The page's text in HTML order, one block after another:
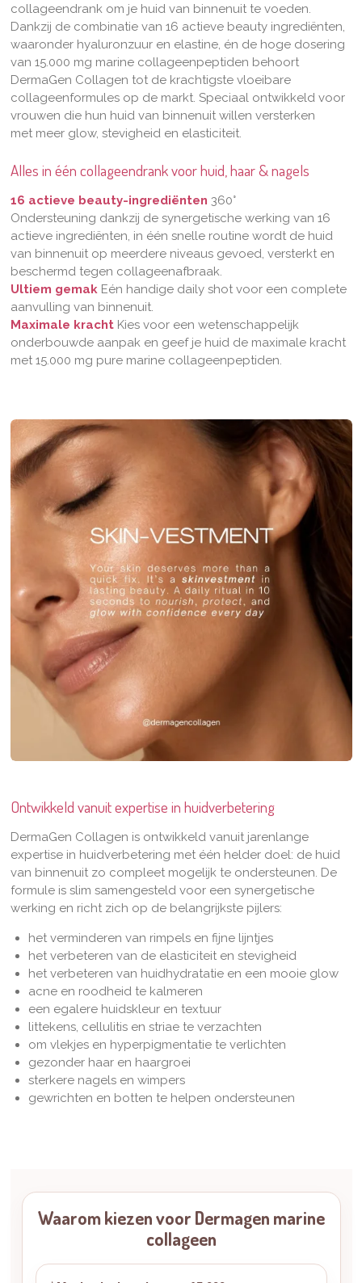
collageendrank om je huid van binnenuit te voeden.
Dankzij de combinatie van 16 actieve beauty ingrediënten,
waaronder hyaluronzuur en elastine, én de hoge dosering
van 15.000 mg marine collageenpeptiden behoort
DermaGen Collagen tot de krachtigste vloeibare
collageenformules op de markt. Speciaal ontwikkeld voor
vrouwen die hun huid van binnenuit willen versterken
met meer glow, stevigheid en elasticiteit.
Alles in één collageendrank voor huid, haar & nagels
16 actieve beauty-ingrediënten 360°
Ondersteuning dankzij de synergetische werking van 16
actieve ingrediënten, in één snelle routine wordt de huid
van binnenuit op meerdere niveaus gevoed, versterkt en
beschermd tegen collageenafbraak.
Ultiem gemak Eén handige daily shot voor een complete
aanvulling van binnenuit.
Maximale kracht Kies voor een wetenschappelijk
onderbouwde aanpak en geef je huid de maximale kracht
met 15.000 mg pure marine collageenpeptiden.
Ontwikkeld vanuit expertise in huidverbetering
DermaGen Collagen is ontwikkeld vanuit jarenlange
expertise in huidverbetering met één helder doel: de huid
van binnenuit zo compleet mogelijk te ondersteunen. De
formule is slim samengesteld voor een synergetische
werking en richt zich op de belangrijkste pijlers:
het verminderen van rimpels en fijne lijntjes
het verbeteren van de elasticiteit en stevigheid
het verbeteren van huidhydratatie en een mooie glow
acne en roodheid te kalmeren
een egalere huidskleur en textuur
littekens, cellulitis en striae te verzachten
om vlekjes en hyperpigmentatie te verlichten
gezonder haar en haargroei
sterkere nagels en wimpers
gewrichten en botten te helpen ondersteunen
Waarom kiezen voor Dermagen marine
collageen